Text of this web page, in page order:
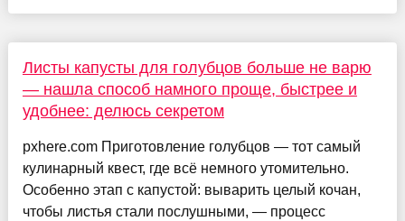
Листы капусты для голубцов больше не варю
— нашла способ намного проще, быстрее и
удобнее: делюсь секретом
pxhere.com Приготовление голубцов — тот самый
кулинарный квест, где всё немного утомительно.
Особенно этап с капустой: выварить целый кочан,
чтобы листья стали послушными, — процесс